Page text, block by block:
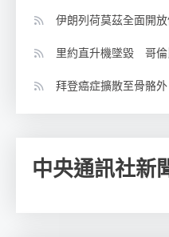
伊朗列荷莫茲全面開
里約直升機墜毀 哥倫
拜登癌症擴散至骨骼
中央通訊社新